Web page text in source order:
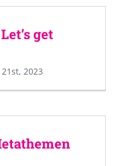
get
2023